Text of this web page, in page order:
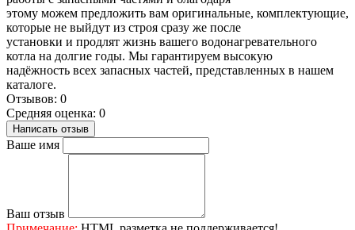
этому можем предложить вам оригинальные, комплектующие,
которые не выйдут из строя сразу же после
установки и продлят жизнь вашего водонагревательного
котла на долгие годы. Мы гарантируем высокую
надёжность всех запасных частей, представленных в нашем
каталоге.
Отзывов: 0
Средняя оценка: 0
Написать отзыв
Ваше имя
Ваш отзыв